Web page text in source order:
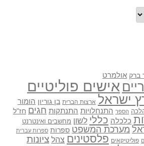
ברק אולמרט
אישים פוליטיים
ישראל ארצות הברית בן גוריון הומור
הספר התנחלויות התנתקות חגים חז"ל
כלכלה כללי לשון מחשבים ואינטרנט
מערכת המשפט ספרות ספרות עברית
פוליטיקאים פלסטינים צהל ציונות